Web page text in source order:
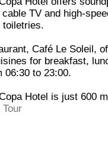
TV and high-
toiletries.
Café Le Soleil,
for breakfast,
06:30 to 23:00.
Hotel is just 600
Tour